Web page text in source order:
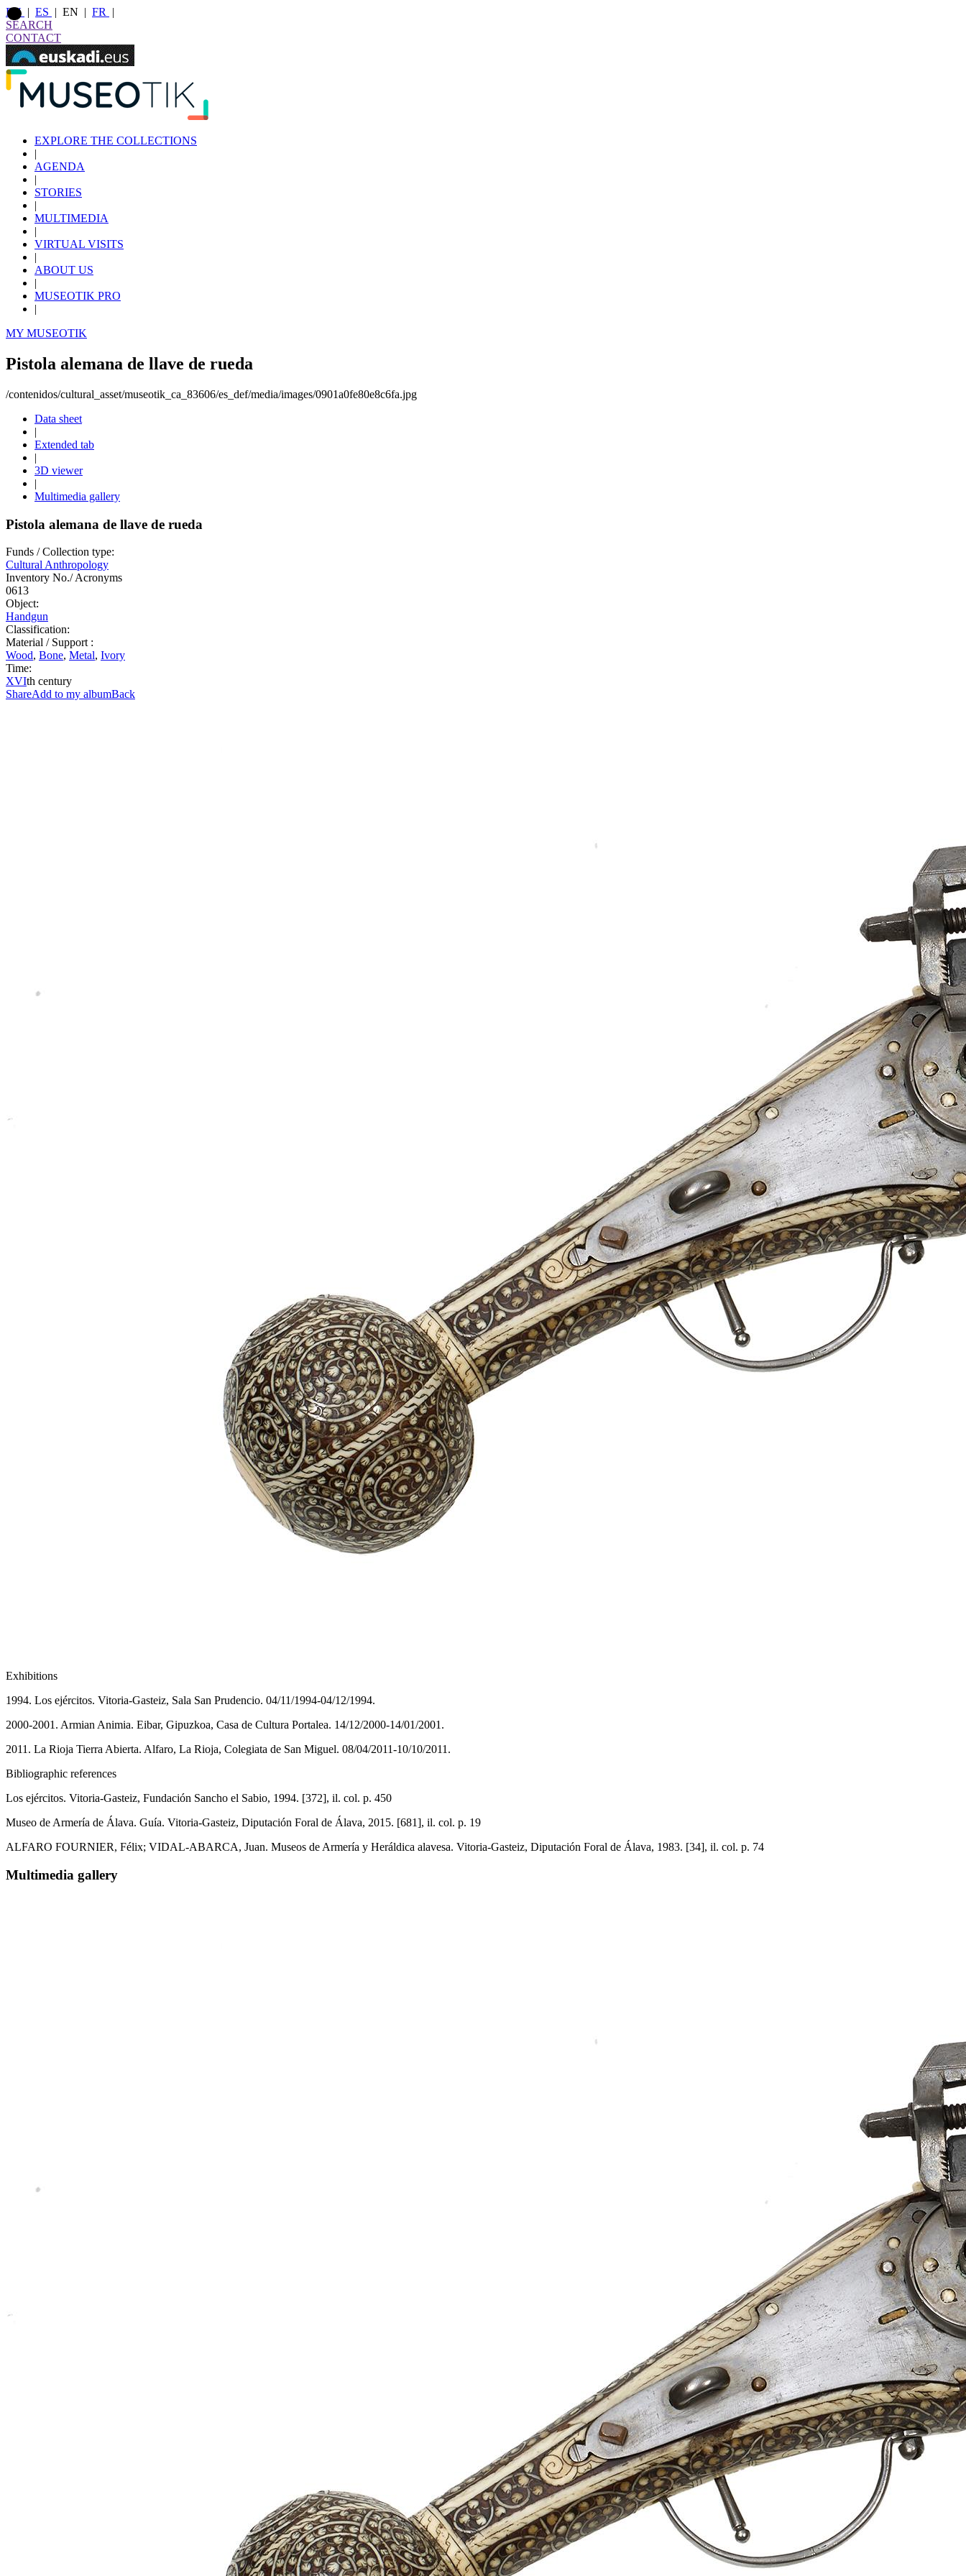
EU | ES | EN | FR
|
SEARCH
CONTACT
EXPLORE THE COLLECTIONS
|
AGENDA
|
STORIES
|
MULTIMEDIA
|
VIRTUAL VISITS
|
ABOUT US
|
MUSEOTIK PRO
|
MY MUSEOTIK
Pistola alemana de llave de rueda
/contenidos/cultural_asset/museotik_ca_83606/es_def/media/images/0901a0fe80e8c6fa.jpg
Data sheet
|
Extended tab
|
3D viewer
|
Multimedia gallery
Pistola alemana de llave de rueda
Funds / Collection type:
Cultural Anthropology
Inventory No./ Acronyms
0613
Object:
Handgun
Classification:
Material / Support :
Wood, Bone, Metal, Ivory
Time:
XVIth century
ShareAdd to my albumBack
Exhibitions
1994. Los ejércitos. Vitoria-Gasteiz, Sala San Prudencio. 04/11/1994-04/12/1994.
2000-2001. Armian Animia. Eibar, Gipuzkoa, Casa de Cultura Portalea. 14/12/2000-14/01/2001.
2011. La Rioja Tierra Abierta. Alfaro, La Rioja, Colegiata de San Miguel. 08/04/2011-10/10/2011.
Bibliographic references
Los ejércitos. Vitoria-Gasteiz, Fundación Sancho el Sabio, 1994. [372], il. col. p. 450
Museo de Armería de Álava. Guía. Vitoria-Gasteiz, Diputación Foral de Álava, 2015. [681], il. col. p. 19
ALFARO FOURNIER, Félix; VIDAL-ABARCA, Juan. Museos de Armería y Heráldica alavesa. Vitoria-Gasteiz, Diputación Foral de Álava, 1983. [34], il. col. p. 74
Multimedia gallery